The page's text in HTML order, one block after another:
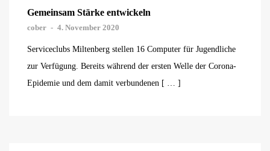
Gemeinsam Stärke entwickeln
cober - 4. November 2020
Serviceclubs Miltenberg stellen 16 Computer für Jugendliche
zur Verfügung. Bereits während der ersten Welle der Corona-
Epidemie und dem damit verbundenen [ … ]